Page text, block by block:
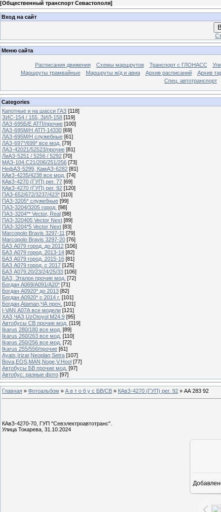
[Общественный транспорт Севастополя]
Вход на сайт
Меню сайта
Расписания движения Схемы маршрутов Транспорт с ГЛОНАСС
Маршруты трамвайные
Маршруты ж/д и авиа Архив расписаний
Архив
Спец. автотранспорт
Categories
Капотные и на шасси ГАЗ [118]
ЗИС-154 / 155, ЗИЛ-158 [119]
ЛАЗ-695Б/Е АТП/прочие [100]
ЛАЗ-695М/Н АТП-14330 [69]
ЛАЗ-695М/Н служебные [61]
ЛАЗ-697*/699* все мод. [79]
ЛАЗ-42021/52523/прочие [81]
ЛиАЗ-5251 / 5256 / 5292 [70]
МАЗ-104.C21/206/251/256 [73]
НефАЗ-5299, КамАЗ-6282 [81]
КАвЗ-4235/4238 все мод. [74]
КАвЗ-4270 (ГУП) рег. 77 [69]
КАвЗ-4270 (ГУП) рег. 92 [120]
ПАЗ-652/672/3237/423* [110]
ПАЗ-3205* служебные [99]
ПАЗ-3204/3205 город. [98]
ПАЗ-3204** Vector, Real [98]
ПАЗ-320405 Vector Next [89]
ПАЗ-3204*5 Vector Next [83]
Marcopolo Bravis 3297-11 [79]
Marcopolo Bravis 3297-20 [76]
БАЗ А079 город. до 2012 [106]
БАЗ А079 город. 2013-14 [82]
БАЗ А079 город. 2015-16 [81]
БАЗ А079 город. с 2017 [125]
БАЗ А079.20/23/24/25/33 [106]
БАЗ, Эталон прочие мод. [72]
Богдан А069/А091/А20* [71]
Богдан А0920* до 2013 [82]
Богдан А0920* с 2014 г. [101]
Богдан,Ataman,ЧА проч. [101]
I-VAN А07А все модели [121]
ХАЗ,ЧАЗ,UzOtoyol M24.9 [95]
Автобусы СВ прочие мод. [119]
Ikarus 280/180 все мод. [89]
Ikarus 260/263 все мод. [110]
Ikarus 250/256 все мод. [72]
Ikarus 255/556/прочие [61]
Ayats,Irizar,Neoplan,Setra [107]
Bova,EOS,MAN,Noge,V.Hool [77]
Автобусы БВ прочие мод. [97]
Автобус: разные фото [97]
Главная » Фотоальбом » А в т о б у с БВ/СВ » КАвЗ-4270 (ГУП) рег. 92 » АА 283 92
КАвЗ-4270-70, ГУП "Севэлектроавтотранс".
Улица Токарева, 31.10.2024